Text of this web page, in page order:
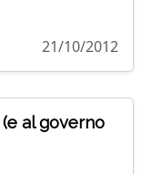
21/10/2012
al governo